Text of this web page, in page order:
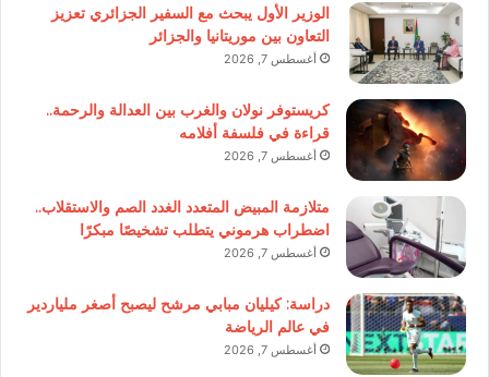
الوزير الأول يبحث مع السفير الجزائري تعزيز
التعاون بين موريتانيا والجزائر
أغسطس 7, 2026
كريستوفر نولان والغرب بين العدالة والرحمة..
قراءة في فلسفة أفلامه
أغسطس 7, 2026
متلازمة المبيض المتعدد الغدد الصم والاستقلاب..
اضطراب هرموني يتطلب تشخيصًا مبكرًا
أغسطس 7, 2026
دراسة: كيليان مبابي مرشح ليصبح أصغر ملياردير
في عالم الرياضة
أغسطس 7, 2026